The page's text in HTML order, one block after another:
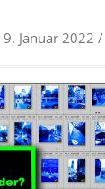
9. Januar 2022 /